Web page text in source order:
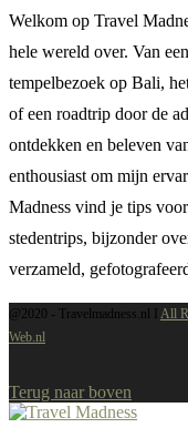
Welkom op Travel
hele wereld over. Van
tempelbezoek op Bali,
of een roadtrip door de
ontdekken en beleven
enthousiast om mijn
Madness vind je tips
stedentrips, bijzonder
verzameld,
@2020 - Travelmadness.nl I All
Web.nl
Terug naar boven